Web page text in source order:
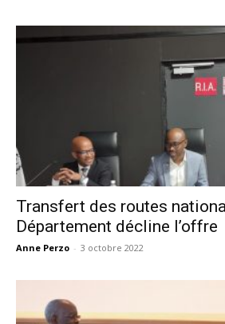
Transfert des routes
Département décline l’offre
Anne Perzo - 3 octobre 2022